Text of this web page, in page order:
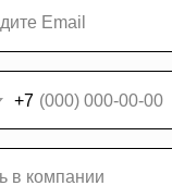
+7